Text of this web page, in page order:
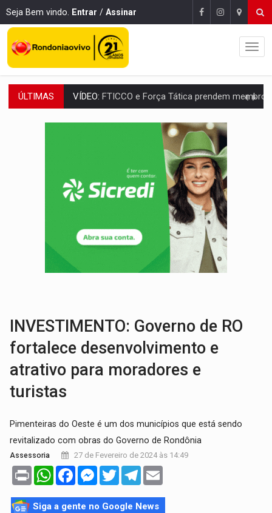
Seja Bem vindo. Entrar / Assinar
ÚLTIMAS VÍDEO: FTICCO e Força Tática prendem membro do CV com arma e drogas
INCLUSÃO:Prefeitura fortalece parceria com a APAE para ampliar ações
Exército testa inovações no combate a drones durante
TEMAS SOCIOAMBIENTAIS:Em Itapuã do Oeste, CINEMAZÔNIA leva cinema
PREVISÃO:Interior de Rondônia terá sábado (8) de calor intenso
Após quase 30 anos de espera, asfalto chega ao
A ILHA:Coreografia de Rondônia estreia na programação do Festival de
ELEIÇÕES 2026: Sgt. Mouza esclarece 'erro de digitação' em declaração de
INVESTIMENTO: Governo de RO
fortalece desenvolvimento e
atrativo para moradores e
turistas
Pimenteiras do Oeste é um dos municípios que está sendo
revitalizado com obras do Governo de Rondônia
Assessoria 27 de Fevereiro de 2024 às 14:49
Print WhatsAppFacebookMessenger
TwitterTelegram
Siga a gente no Google News